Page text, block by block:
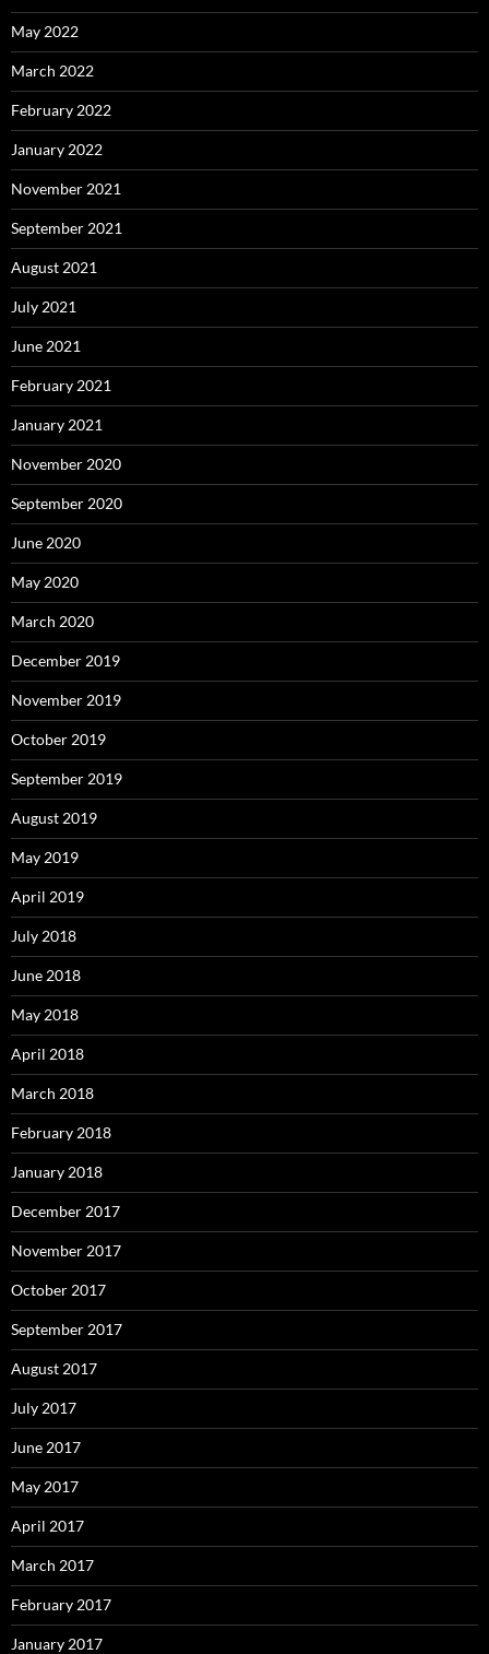
May 2022
March 2022
February 2022
January 2022
November 2021
September 2021
August 2021
July 2021
June 2021
February 2021
January 2021
November 2020
September 2020
June 2020
May 2020
March 2020
December 2019
November 2019
October 2019
September 2019
August 2019
May 2019
April 2019
July 2018
June 2018
May 2018
April 2018
March 2018
February 2018
January 2018
December 2017
November 2017
October 2017
September 2017
August 2017
July 2017
June 2017
May 2017
April 2017
March 2017
February 2017
January 2017